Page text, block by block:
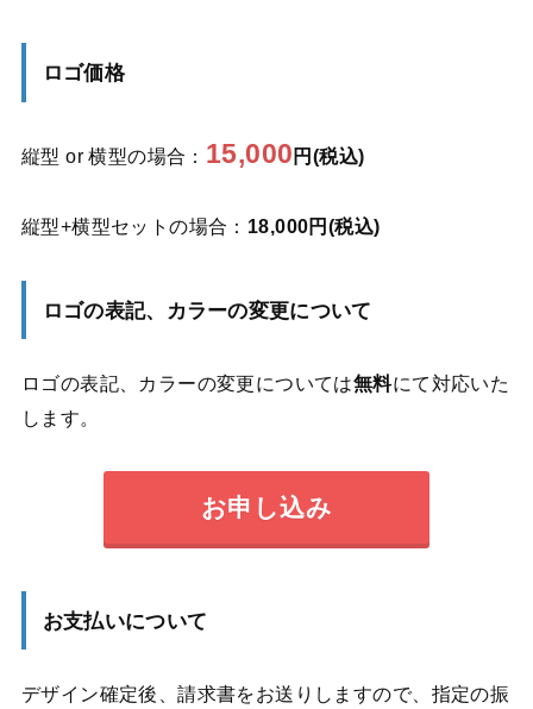
ロゴ価格
縦型 or 横型の場合： 15,000 円(税込)
縦型+横型セットの場合： 18,000円(税込)
ロゴの表記、カラーの変更について
ロゴの表記、カラーの変更については無料にて対応いた
します。
お申し込み
お支払いについて
デザイン確定後、請求書をお送りしますので、指定の振